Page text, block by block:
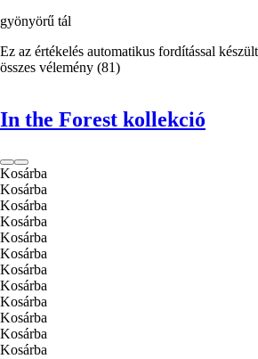
gyönyörű tál
Ez az értékelés automatikus fordítással
összes vélemény (81)
In the Forest kollekció
Kosárba
Kosárba
Kosárba
Kosárba
Kosárba
Kosárba
Kosárba
Kosárba
Kosárba
Kosárba
Kosárba
Kosárba